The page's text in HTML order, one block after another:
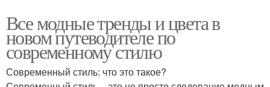
Все модные тренды и цвета в
новом путеводителе по
современному стилю
Современный стиль: что это такое?